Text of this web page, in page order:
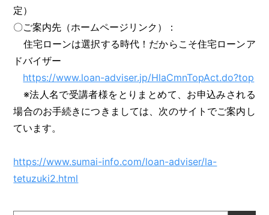
定）
〇ご案内先（ホームページリンク）：
住宅ローンは選択する時代！だからこそ住宅ローンア
ドバイザー
https://www.loan-adviser.jp/HlaCmnTopAct.do?top
※法人名で受講者様をとりまとめて、お申込みされる
場合のお手続きにつきましては、次のサイトでご案内し
ています。
https://www.sumai-info.com/loan-adviser/la-
tetuzuki2.html